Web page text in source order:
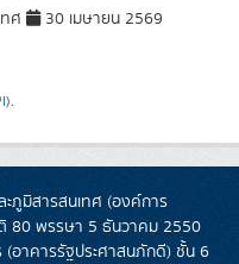
ศ 30 เมษายน 2569
).
ภูมิสารสนเทศ (องค์การ
80 พรรษา 5 ธันวาคม 2550
(อาคารรัฐประศาสนภักดี) ชั้น 6